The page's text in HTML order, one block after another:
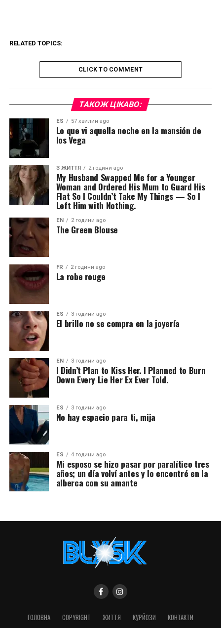
RELATED TOPICS:
CLICK TO COMMENT
ТАКОЖ ЦІКАВО:
ES 57 хвилин ago
Lo que vi aquella noche en la mansión de
los Vega
З ЖИТТЯ 2 години ago
My Husband Swapped Me for a Younger
Woman and Ordered His Mum to Guard His
Flat So I Couldn’t Take My Things — So I
Left Him with Nothing.
EN 2 години ago
The Green Blouse
FR 2 години ago
La robe rouge
ES 3 години ago
El brillo no se compra en la joyería
EN 3 години ago
I Didn’t Plan to Kiss Her. I Planned to Burn
Down Every Lie Her Ex Ever Told.
ES 3 години ago
No hay espacio para ti, mija
ES 4 години ago
Mi esposo se hizo pasar por paralítico tres
años; un día volví antes y lo encontré en la
alberca con su amante
ГОЛОВНА COPYRIGHT ЖИТТЯ КУРЙОЗИ КОНТАКТИ